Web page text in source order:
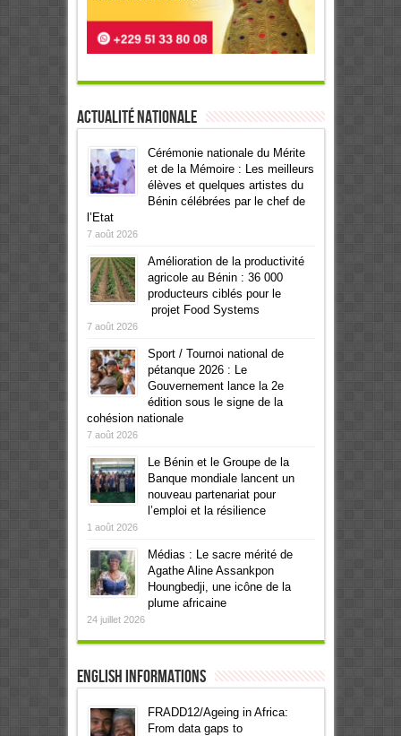
Actualité Nationale
Cérémonie nationale du Mérite
et de la Mémoire : Les meilleurs
élèves et quelques artistes du
Bénin célébrées par le chef de
l’Etat
7 août 2026
Amélioration de la productivité
agricole au Bénin : 36 000
producteurs ciblés pour le
projet Food Systems
7 août 2026
Sport / Tournoi national de
pétanque 2026 : Le
Gouvernement lance la 2e
édition sous le signe de la
cohésion nationale
7 août 2026
Le Bénin et le Groupe de la
Banque mondiale lancent un
nouveau partenariat pour
l’emploi et la résilience
1 août 2026
Médias : Le sacre mérité de
Agathe Aline Assankpon
Houngbedji, une icône de la
plume africaine
24 juillet 2026
English informations
FRADD12/Ageing in Africa:
From data gaps to